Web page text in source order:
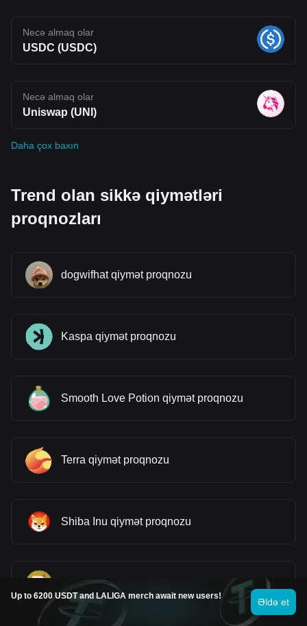
Necə almaq olar
USDC (USDC)
Necə almaq olar
Uniswap (UNI)
Daha çox baxın
Trend olan sikkə qiymətləri
proqnozları
dogwifhat qiymət proqnozu
Kaspa qiymət proqnozu
Smooth Love Potion qiymət proqnozu
Terra qiymət proqnozu
Shiba Inu qiymət proqnozu
Dogecoin qiymət proqnozu
Up to 6200 USDT and LALIGA merch await new users!
Əldə et